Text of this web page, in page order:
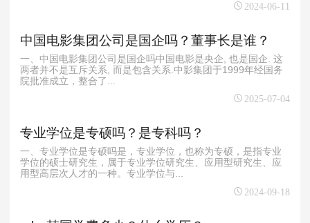
2024-06-11
中国电影集团公司是国企吗？董事长是谁？
一、中国电影集团公司是国企吗中国电影是央企, 也是国企. 这
两者并不是互斥关系, 而是包含关系.中影集团于1999年经国务
院批准成立，整合了...
2025-07-04
专业学位是专硕吗？是专科吗？
一、专业学位是专硕吗是，专业学位，也称为专硕，是指专业
学位的硕士研究生，属于专业学位研究生、应用型研究生、应
用型高层次人才的一种。专业学位与...
2024-09-18